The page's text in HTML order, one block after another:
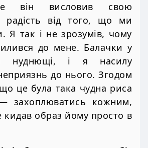
він висловив свою
радість від того, що ми
Я так і не зрозумів, чому
до мене. Балачки у
нуднющі, і я насилу
до нього. Згодом
це була така чудна риса
захоплюватись кожним,
кидав образ йому просто в